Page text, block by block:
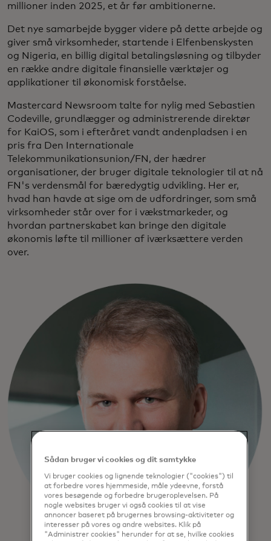
millioner inden 2025, et år før ambitionerne.
Det nye samarbejde bygger videre på dette arbejde og
giver små virksomheder, startende i Elfenbenskysten
og Nigeria, en billig digital betalingsløsning og tilbyder
en række andre digitale finansielle værktøjer og
applikationer til økonomisk forståelse.
Mastercard Newsroom talte for nylig med Sebastien
Codeville, grundlægger og administrerende direktør
for KaiOS, som i efteråret vandt andenpladsen i en
pris fra Den Internationale
Telekommunikationsunion/FN, der hædrer
organisationer, der bruger digitale teknologier til at nå
FN's verdensmål for bæredygtig udvikling. Her er,
hvad han havde at sige om de udfordringer, som små
virksomheder står over for i vækstmarkeder, og
hvordan partnerskabet kan bringe den digitale
økonomis løfte til millioner af iværksættere verden
over.
Sådan bruger vi cookies og dit samtykke
Vi bruger cookies og lignende teknologier ("cookies") til
at forbedre vores hjemmeside, måle ydeevne, forstå
vores besøgende og forbedre brugeroplevelsen. På
nogle websites bruger vi også cookies til at vise
annoncer baseret på brugernes browsing-aktiviteter og
interesser på vores og andre websites. Klik på
"Administrer cookies" herunder for at se, hvilke cookies